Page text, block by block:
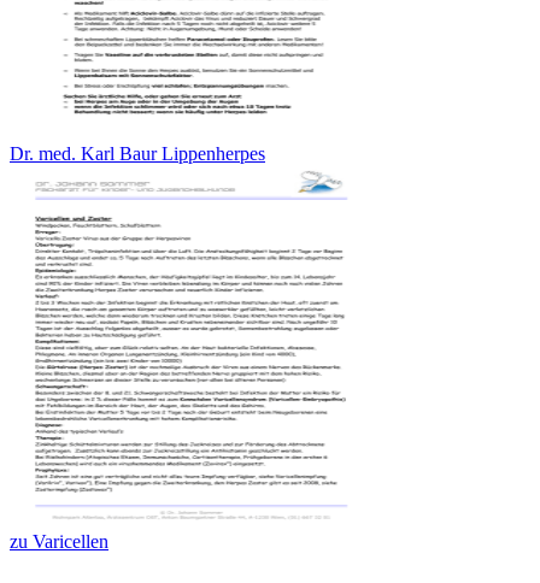
Dr. med. Karl Baur Lippenherpes
zu Varicellen